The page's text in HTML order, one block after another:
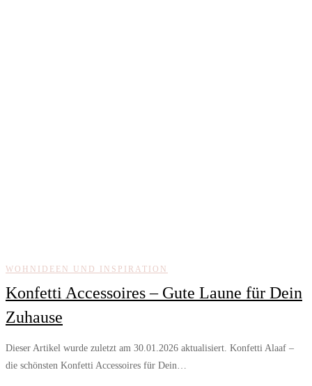
WOHNIDEEN UND INSPIRATION
Konfetti Accessoires – Gute Laune für Dein
Zuhause
Dieser Artikel wurde zuletzt am 30.01.2026 aktualisiert. Konfetti Alaaf –
die schönsten Konfetti Accessoires für Dein…